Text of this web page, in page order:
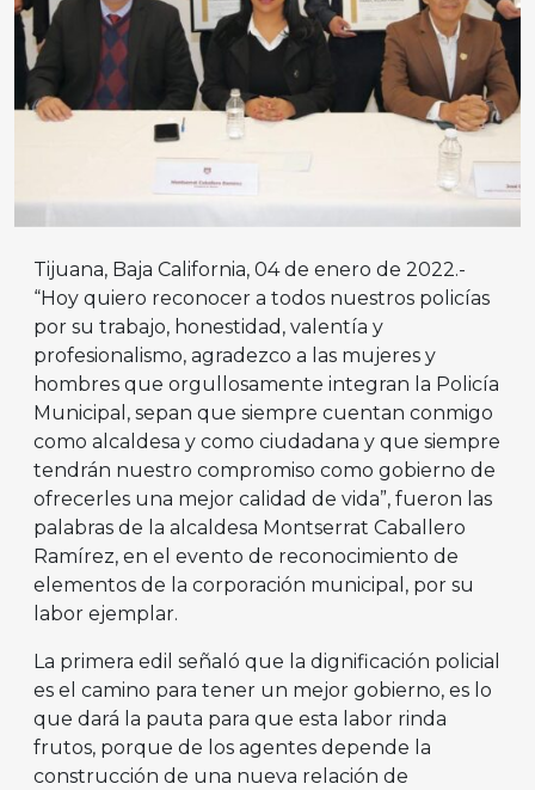
Tijuana, Baja California, 04 de enero de 2022.-
“Hoy quiero reconocer a todos nuestros policías
por su trabajo, honestidad, valentía y
profesionalismo, agradezco a las mujeres y
hombres que orgullosamente integran la Policía
Municipal, sepan que siempre cuentan conmigo
como alcaldesa y como ciudadana y que siempre
tendrán nuestro compromiso como gobierno de
ofrecerles una mejor calidad de vida”, fueron las
palabras de la alcaldesa Montserrat Caballero
Ramírez, en el evento de reconocimiento de
elementos de la corporación municipal, por su
labor ejemplar.
La primera edil señaló que la dignificación policial
es el camino para tener un mejor gobierno, es lo
que dará la pauta para que esta labor rinda
frutos, porque de los agentes depende la
construcción de una nueva relación de